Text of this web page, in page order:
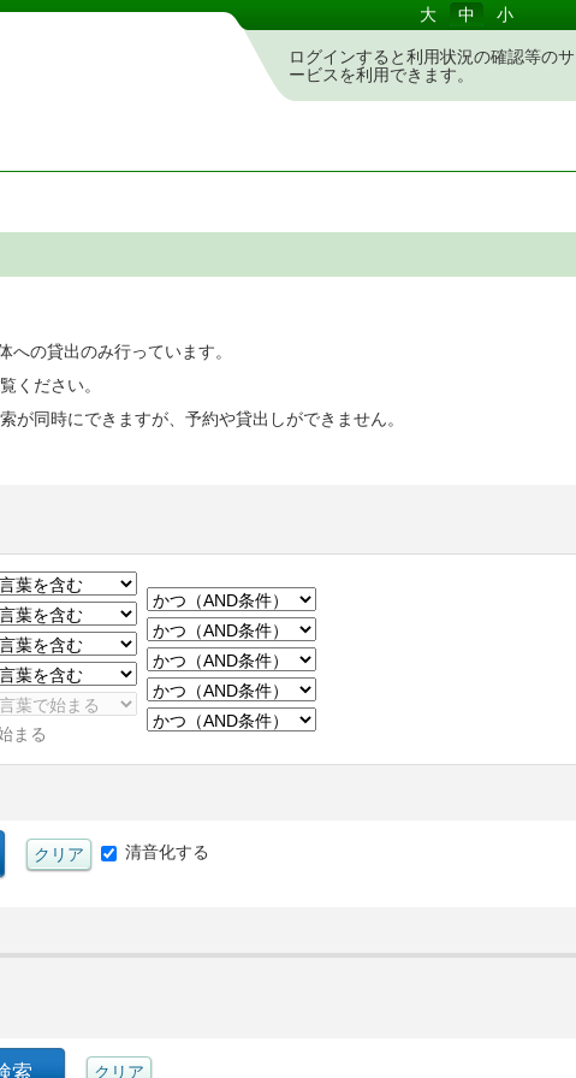
ステム 大 中 小
ログインすると利用状況の確認等のサ
ービスを利用できます。
の貸出のみ行っています。
ください。
が同時にできますが、予約や貸出しができません。
まる
清音化する